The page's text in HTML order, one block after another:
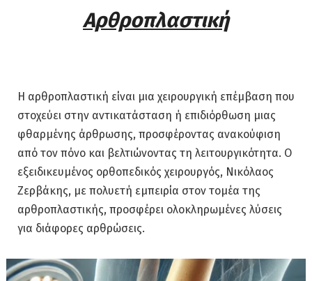
Αρθροπλαστική
Η αρθροπλαστική είναι μια χειρουργική επέμβαση που
στοχεύει στην αντικατάσταση ή επιδιόρθωση μιας
φθαρμένης άρθρωσης, προσφέροντας ανακούφιση
από τον πόνο και βελτιώνοντας τη λειτουργικότητα. Ο
εξειδικευμένος ορθοπεδικός χειρουργός, Νικόλαος
Ζερβάκης, με πολυετή εμπειρία στον τομέα της
αρθροπλαστικής, προσφέρει ολοκληρωμένες λύσεις
για διάφορες αρθρώσεις.